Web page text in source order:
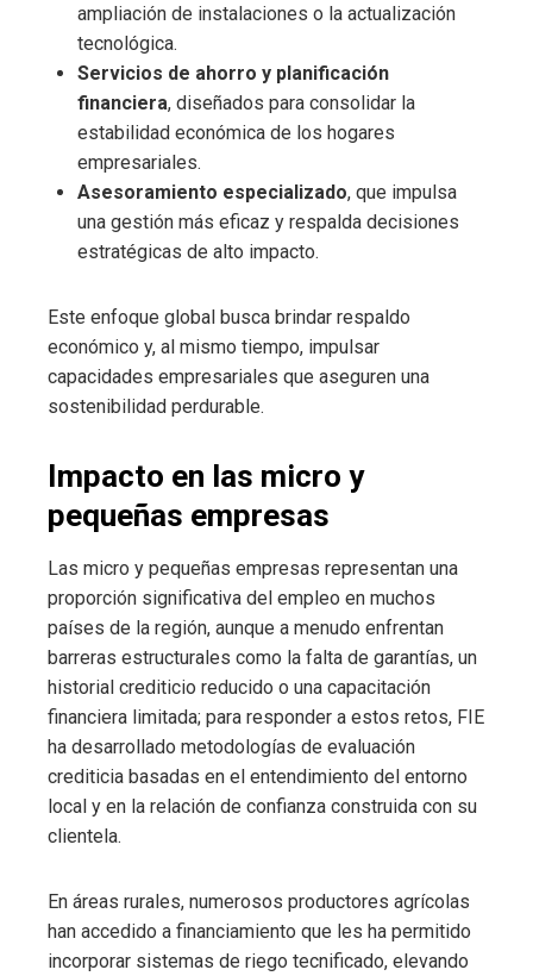
ampliación de instalaciones o la actualización
tecnológica.
Servicios de ahorro y planificación
financiera, diseñados para consolidar la
estabilidad económica de los hogares
empresariales.
Asesoramiento especializado, que impulsa
una gestión más eficaz y respalda decisiones
estratégicas de alto impacto.
Este enfoque global busca brindar respaldo
económico y, al mismo tiempo, impulsar
capacidades empresariales que aseguren una
sostenibilidad perdurable.
Impacto en las micro y
pequeñas empresas
Las micro y pequeñas empresas representan una
proporción significativa del empleo en muchos
países de la región, aunque a menudo enfrentan
barreras estructurales como la falta de garantías, un
historial crediticio reducido o una capacitación
financiera limitada; para responder a estos retos, FIE
ha desarrollado metodologías de evaluación
crediticia basadas en el entendimiento del entorno
local y en la relación de confianza construida con su
clientela.
En áreas rurales, numerosos productores agrícolas
han accedido a financiamiento que les ha permitido
incorporar sistemas de riego tecnificado, elevando